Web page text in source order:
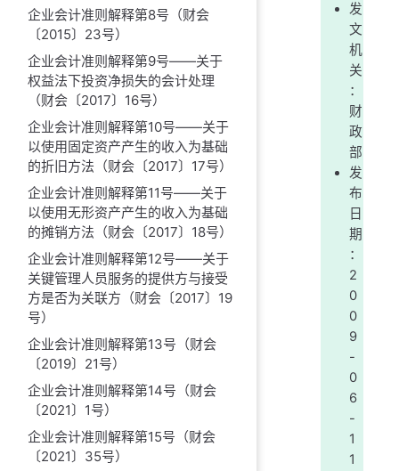
企业会计准则解释第8号（财会
〔2015〕23号）
企业会计准则解释第9号——关于
权益法下投资净损失的会计处理
（财会〔2017〕16号）
企业会计准则解释第10号——关于
以使用固定资产产生的收入为基础
的折旧方法（财会〔2017〕17号）
企业会计准则解释第11号——关于
以使用无形资产产生的收入为基础
的摊销方法（财会〔2017〕18号）
企业会计准则解释第12号——关于
关键管理人员服务的提供方与接受
方是否为关联方（财会〔2017〕19
号）
企业会计准则解释第13号（财会
〔2019〕21号）
企业会计准则解释第14号（财会
〔2021〕1号）
企业会计准则解释第15号（财会
〔2021〕35号）
发
文
机
关
：
财
政
部
发
布
日
期
：
2
0
0
9
-
0
6
-
1
1